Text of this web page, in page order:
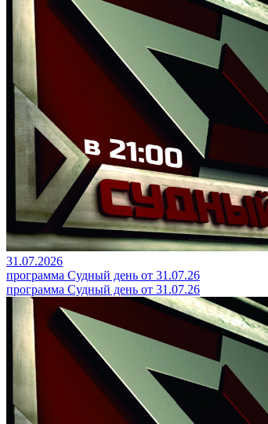
31.07.2026
программа Судный день от 31.07.26
программа Судный день от 31.07.26